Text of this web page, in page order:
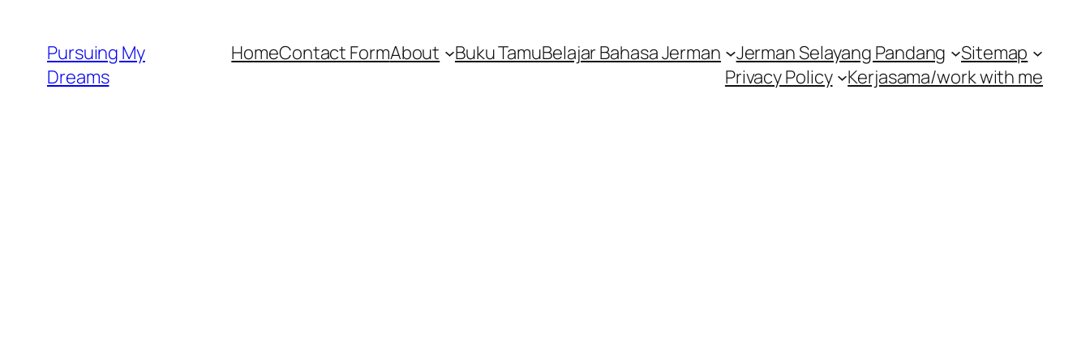
content
Pursuing My
Dreams
HomeContact FormAbout Buku TamuBelajar Bahasa Jerman Jerman Selayang Pandang
Sitemap
Privacy Policy
Kerjasama/work with me